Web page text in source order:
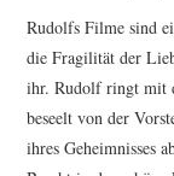
Rudolfs Filme sind
die Fragilität der
ihr. Rudolf ringt mit
beseelt von der
ihres Geheimnisses